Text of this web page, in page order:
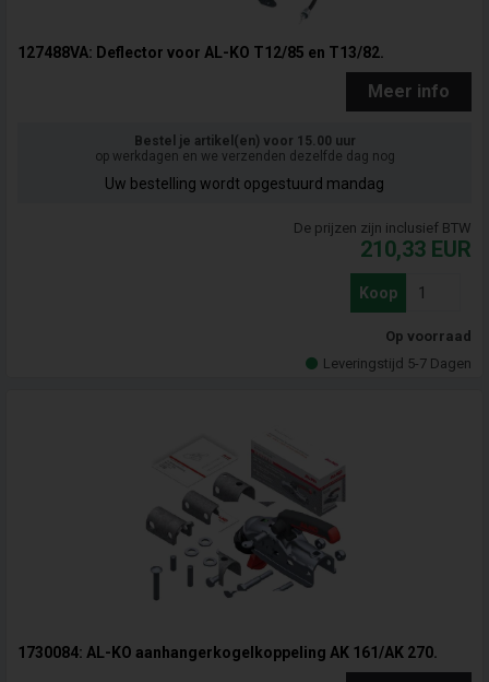
127488VA: Deflector voor AL-KO T12/85 en T13/82.
Meer info
Bestel je artikel(en) voor 15.00 uur
op werkdagen en we verzenden dezelfde dag nog
Uw bestelling wordt opgestuurd mandag
De prijzen zijn inclusief BTW
210,33 EUR
Koop
Op voorraad
Leveringstijd 5-7 Dagen
1730084: AL-KO aanhangerkogelkoppeling AK 161/AK 270.